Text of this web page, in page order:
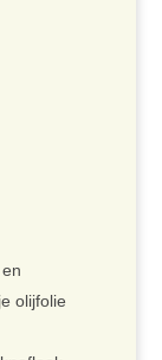
olijfolie